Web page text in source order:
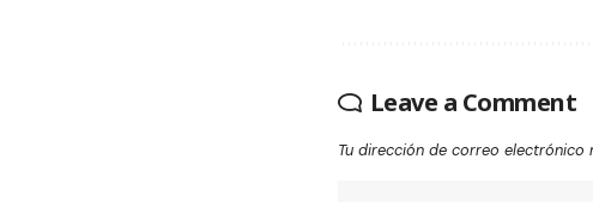
Leave a Comment
Tu dirección de correo electrónico